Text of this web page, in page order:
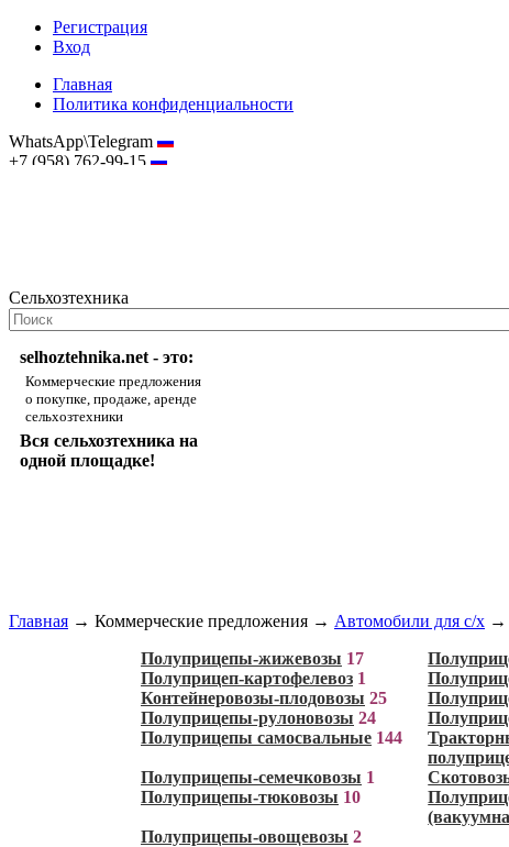
Регистрация
Вход
Главная
Политика конфиденциальности
WhatsApp\Telegram
+7 (958) 762-99-15
Сельхозтехника
selhoztehnika.net - это:
Коммерческие предложения
о покупке, продаже, аренде
сельхозтехники
Вся сельхозтехника на
одной площадке!
Главная → Коммерческие предложения → Автомобили для с/х →
Полуприцепы-жижевозы 17
Полуприцеп-картофелевоз 1
Контейнеровозы-плодовозы 25
Полуприцепы-рулоновозы 24
Полуприцепы самосвальные 144
Полуприцепы-семечковозы 1
Полуприцепы-тюковозы 10
Полуприцепы-овощевозы 2